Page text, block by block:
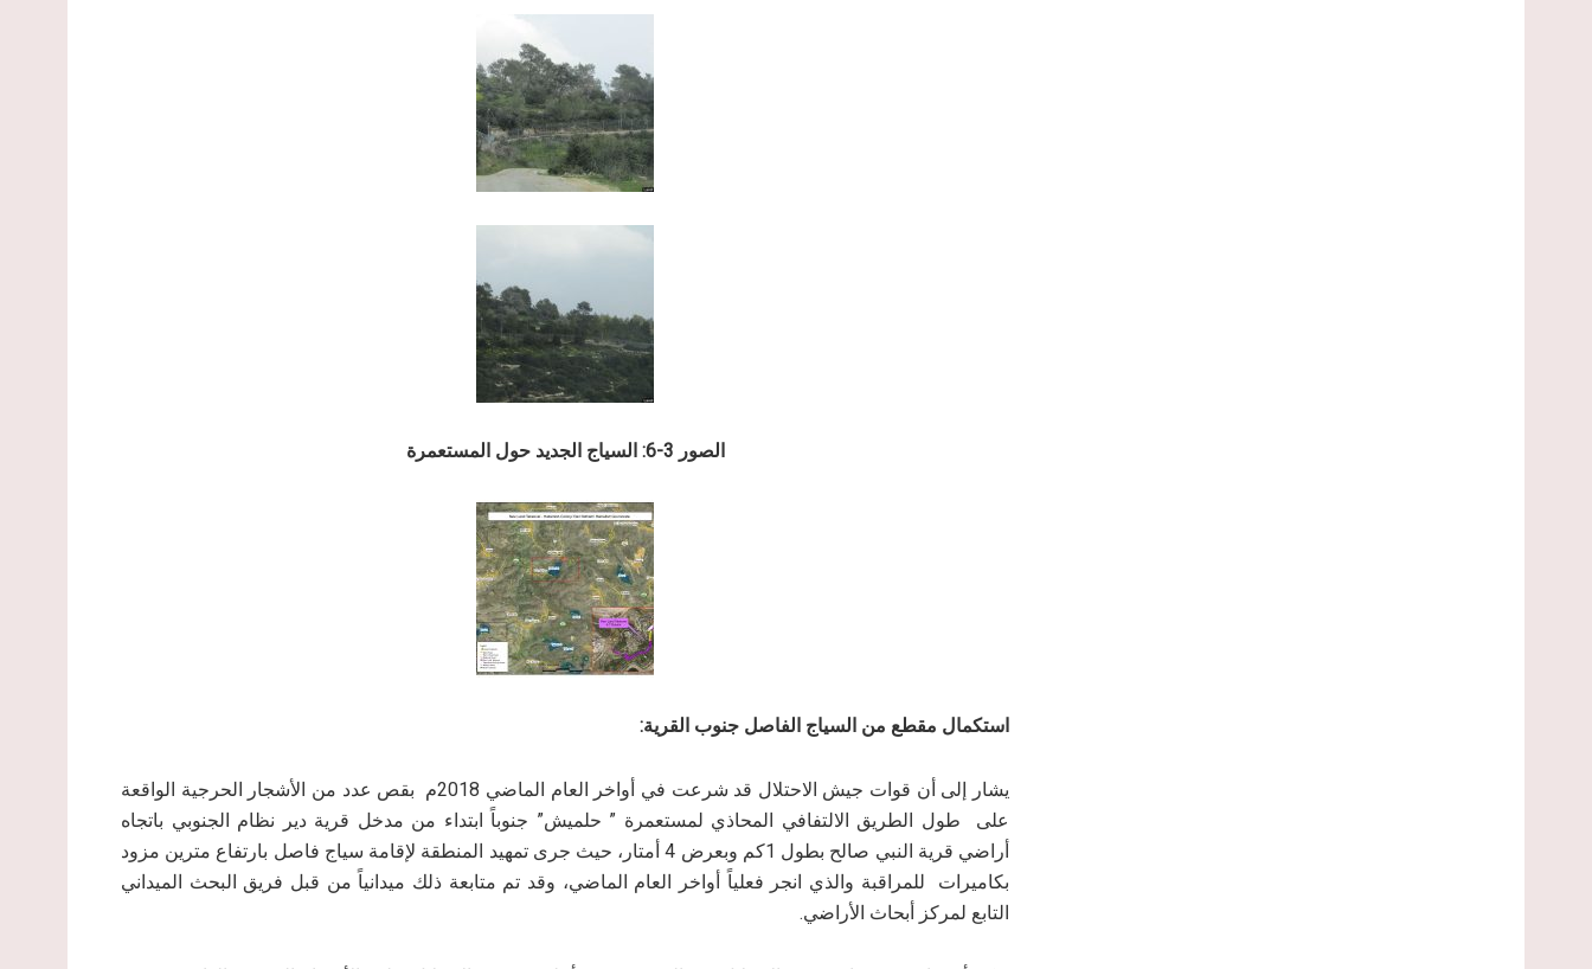
الصور 3-6: السياج الجديد حول المستعمرة
استكمال مقطع من السياج الفاصل جنوب القرية:
يشار إلى أن قوات جيش الاحتلال قد شرعت في أواخر العام الماضي 2018م بقص عدد من الأشجار الحرجية الواقعة
على طول الطريق الالتفافي المحاذي لمستعمرة ” حلميش” جنوباً ابتداء من مدخل قرية دير نظام الجنوبي باتجاه
أراضي قرية النبي صالح بطول 1كم وبعرض 4 أمتار، حيث جرى تمهيد المنطقة لإقامة سياج فاصل بارتفاع مترين مزود
بكاميرات للمراقبة والذي انجر فعلياً أواخر العام الماضي، وقد تم متابعة ذلك ميدانياً من قبل فريق البحث الميداني
التابع لمركز أبحاث الأراضي.